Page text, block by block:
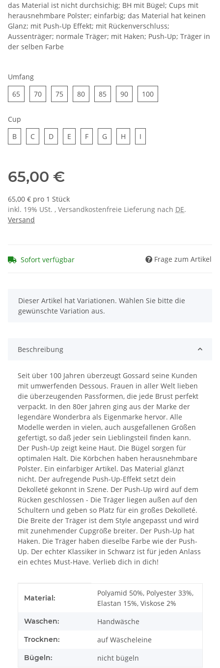
das Material ist nicht durchsichig; BH mit Bügel; Cups mit
herausnehmbare Polster; einfarbig; das Material hat keinen
Glanz; mit Push-Up Effekt; mit Rückenverschluss;
Aussenträger; normale Träger; mit Haken; Push-Up; Träger in
der selben Farbe
Umfang
65
7070 75 8080 85 9090 100100
Cup
BB CC DD E FF GG H I
65,00 €
65,00 € pro 1 Stück
inkl. 19% USt. , Versandkostenfreie Lieferung nach DE.
Versand
Sofort verfügbar Frage zum Artikel
x
Dieser Artikel hat Variationen. Wählen Sie bitte die
gewünschte Variation aus.
Beschreibung
Seit über 100 Jahren überzeugt Gossard seine Kunden
mit umwerfenden Dessous. Frauen in aller Welt lieben
die überzeugenden Passformen, die jede Brust perfekt
verpackt. In den 80er Jahren ging aus der Marke der
legendäre Wonderbra als Eigenmarke hervor. Alle
Modelle werden in vielen, auch ausgefallenen Größen
gefertigt, so daß jeder sein Lieblingsteil finden kann.
Der Push-Up zeigt keine Haut. Die Bügel sorgen für
optimalen Halt. Die Körbchen haben herausnehmbare
Polster. Ein einfarbiger Artikel. Das Material glänzt
nicht. Der aufregende Push-Up-Effekt setzt dein
Dekolleté gekonnt in Szene. Der Push-Up wird auf dem
Rücken geschlossen - Die Träger liegen außen auf den
Schultern und geben so Platz für ein großes Dekolleté.
Die Breite der Träger ist dem Style angepasst und wird
mit zunehmender Cupgröße breiter. Der Push-Up hat
Haken. Die Träger haben dieselbe Farbe wie der Push-
Up. Der echter Klassiker in Schwarz ist für jeden Anlass
ein echtes Must-Have. Verlieb dich in dich!
Material:
Polyamid 50%, Polyester 33%,
Elastan 15%, Viskose 2%
Waschen: Handwäsche
Trocknen: auf Wäscheleine
Bügeln: nicht bügeln